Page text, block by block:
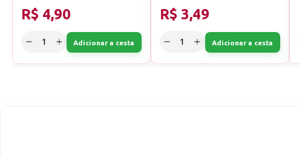
R$ 4,90
Adicionar a cesta
R$ 3,49
Adicionar a cesta